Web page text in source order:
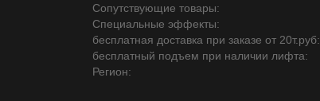
Сопутствующие товары:
Специальные эффекты:
бесплатная доставка при заказе от 20т.руб:
бесплатный подъем при наличии лифта:
Регион: